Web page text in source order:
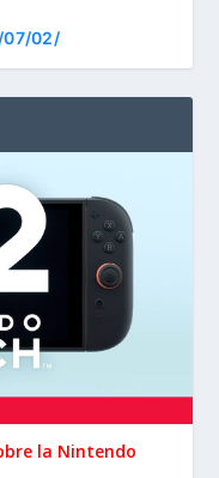
07/02/
2,
a
la Nintendo